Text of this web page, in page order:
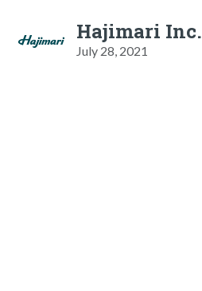
Hajimari Inc.
July 28, 2021